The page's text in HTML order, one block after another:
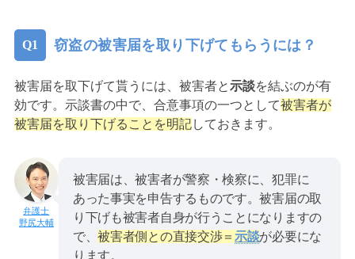
窃盗の被害届を取り下げてもらうには？
被害届を取下げて貰うには、被害者と示談を結ぶのが有
効です。示談書の中で、合意事項の一つとして被害者が
被害届を取り下げることを明記しておきます。
野尻大輔
被害届は、被害者が警察・検察に、犯罪に
あった事実を申告するものです。被害届の取
り下げも被害者自身が行うことになりますの
で、被害者側との直接交渉＝示談が必要にな
ります。